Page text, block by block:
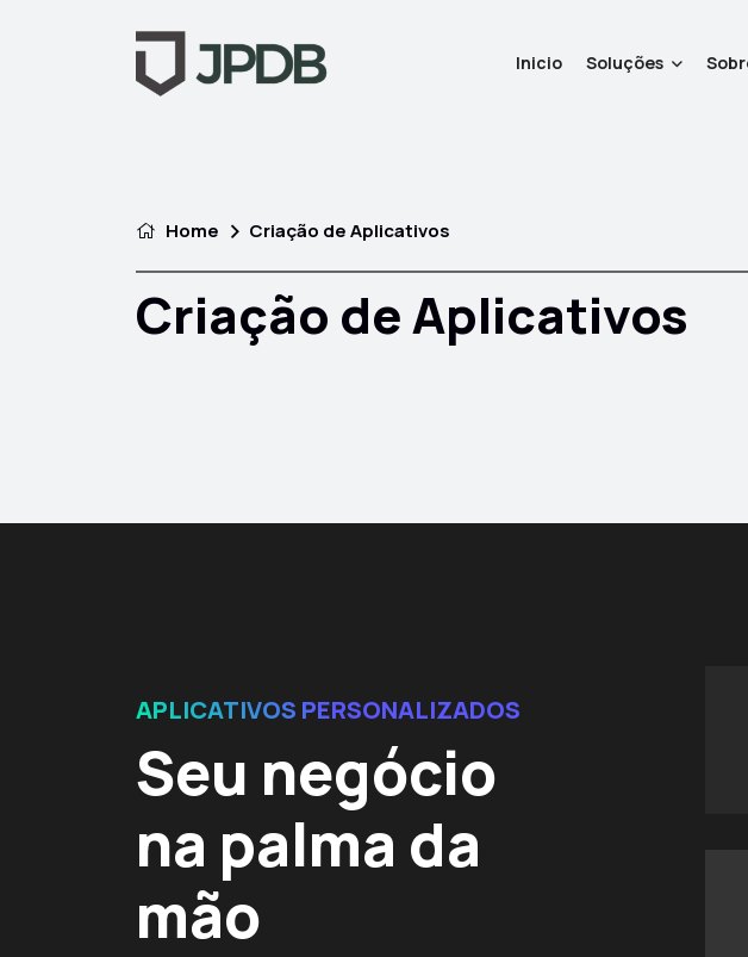
Inicio Soluções
Home Criação de Aplicativos
Criação de Aplicativos
APLICATIVOS PERSONALIZADOS
Seu negócio
na palma da
mão